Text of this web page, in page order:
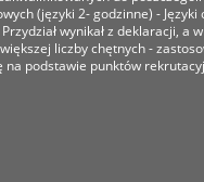
(języki 2- godzinne) - Języki
wynikał z deklaracji, a w
liczby chętnych -
na podstawie punktów